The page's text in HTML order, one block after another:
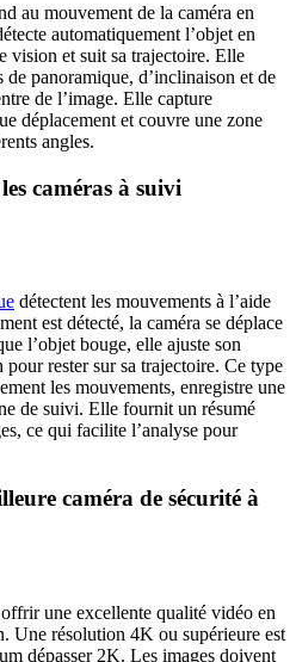
au mouvement de la caméra en
automatiquement l’objet en
vision et suit sa trajectoire. Elle
panoramique, d’inclinaison et de
de l’image. Elle capture
déplacement et couvre une zone
angles.
caméras à suivi
détectent les mouvements à l’aide
est détecté, la caméra se déplace
l’objet bouge, elle ajuste son
rester sur sa trajectoire. Ce type
les mouvements, enregistre une
de suivi. Elle fournit un résumé
ce qui facilite l’analyse pour
caméra de sécurité à
une excellente qualité vidéo en
Une résolution 4K ou supérieure est
dépasser 2K. Les images doivent